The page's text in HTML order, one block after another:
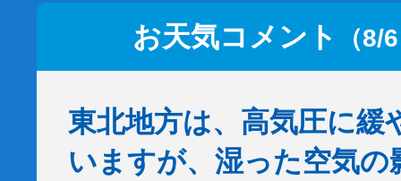
お天気コメント （8/
東北地方は、高気圧に緩
いますが、湿った空気の